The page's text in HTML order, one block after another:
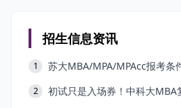
招生信息资讯
1 苏大MBA/MPA/MPAcc报考条
2 初试只是入场券！中科大MBA